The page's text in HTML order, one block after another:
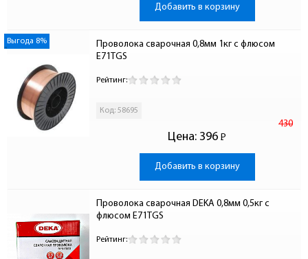
Добавить в корзину
Выгода 8%
Проволока сварочная 0,8мм 1кг с флюсом
E71TGS
Рейтинг:
Код: 58695
Цена:
430
396 Р
-
Добавить в корзину
Проволока сварочная DEKA 0,8мм 0,5кг с
флюсом E71TGS
Рейтинг: